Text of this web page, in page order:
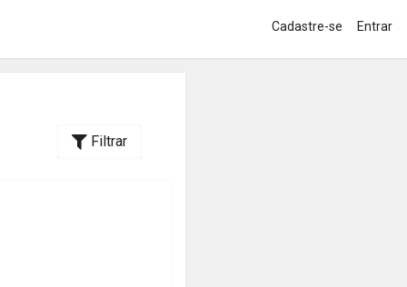
Cadastre-se Entrar
Filtrar